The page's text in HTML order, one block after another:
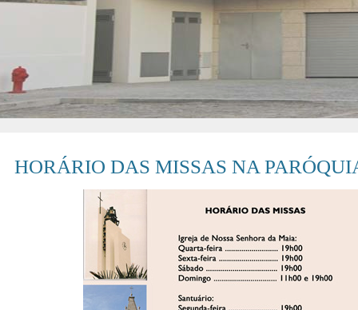
HORÁRIO DAS MISSAS NA